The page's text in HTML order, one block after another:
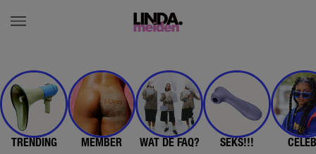
TRENDING MEMBER WAT DE FAQ? SEKS!!!